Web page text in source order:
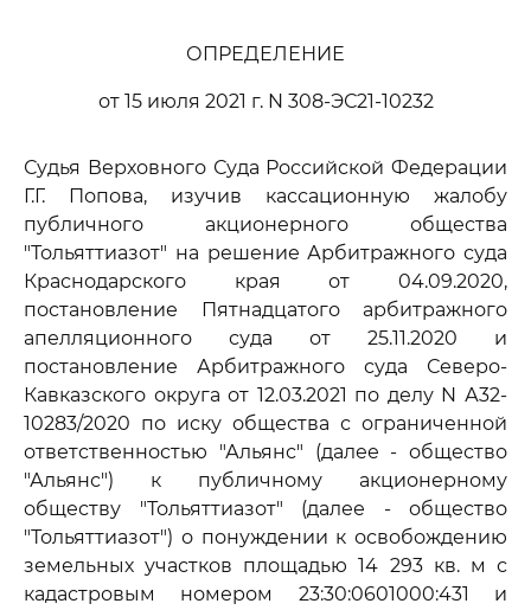
ОПРЕДЕЛЕНИЕ
от 15 июля 2021 г. N 308-ЭС21-10232
Судья Верховного Суда Российской Федерации
Г.Г. Попова, изучив кассационную жалобу
публичного акционерного общества
"Тольяттиазот" на решение Арбитражного суда
Краснодарского края от 04.09.2020,
постановление Пятнадцатого арбитражного
апелляционного суда от 25.11.2020 и
постановление Арбитражного суда Северо-
Кавказского округа от 12.03.2021 по делу N А32-
10283/2020 по иску общества с ограниченной
ответственностью "Альянс" (далее - общество
"Альянс") к публичному акционерному
обществу "Тольяттиазот" (далее - общество
"Тольяттиазот") о понуждении к освобождению
земельных участков площадью 14 293 кв. м с
кадастровым номером 23:30:0601000:431 и